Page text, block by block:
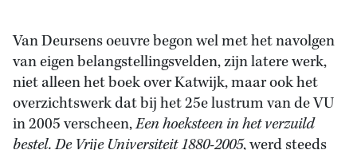
Van Deursens oeuvre begon wel met het navolgen
van eigen belangstellingsvelden, zijn latere werk,
niet alleen het boek over Katwijk, maar ook het
overzichtswerk dat bij het 25e lustrum van de VU
in 2005 verscheen,Een hoeksteen in het verzuild
bestel. De Vrĳe Universiteit 1880-2005, werd steeds